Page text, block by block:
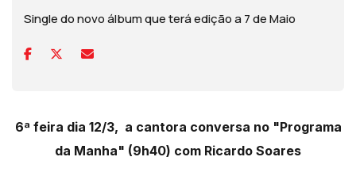
Single do novo álbum que terá edição a 7 de Maio
6ª feira dia 12/3, a cantora conversa no "Programa
da Manha" (9h40) com Ricardo Soares